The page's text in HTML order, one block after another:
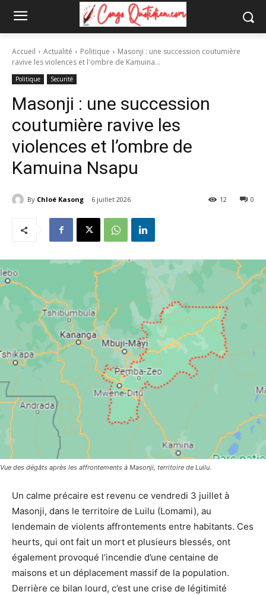
Accueil Actualité Politique
Masonji : une succession coutumière
ravive les violences et l'ombre de Kamuina...
Politique Securité
Masonji : une succession
coutumière ravive les
violences et l’ombre de
Kamuina Nsapu
By Chloé Kasong 6 juillet 2026 0
12
Vue des dégâts après les affrontements à Masonji, territoire de Luilu.
Un calme précaire est revenu ce vendredi 3 juillet à
Masonji, dans le territoire de Luilu (Lomami), au
lendemain de violents affrontements entre habitants. Ces
heurts, qui ont fait un mort et plusieurs blessés, ont
également provoqué l’incendie d’une centaine de
maisons et un déplacement massif de la population.
Derrière ce bilan lourd, c’est une crise de légitimité